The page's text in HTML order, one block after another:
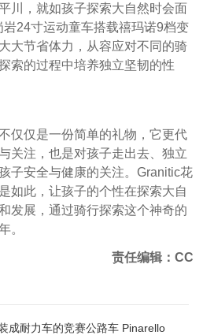
川，就如孩子探索大自然时会面
24寸运动童车搭载禧玛诺9档变
大节省体力，从容应对不同的骑
索的过程中培养独立坚韧的性
仅仅是一份简单的礼物，它更代
关注，也是对孩子走出去、独立
子安全与健康的关注。Granitic花
如此，让孩子的个性在探索大自
发展，通过骑行探索这个神奇的
。
责任编辑：CC
成耐力车的竞赛公路车 Pinarello